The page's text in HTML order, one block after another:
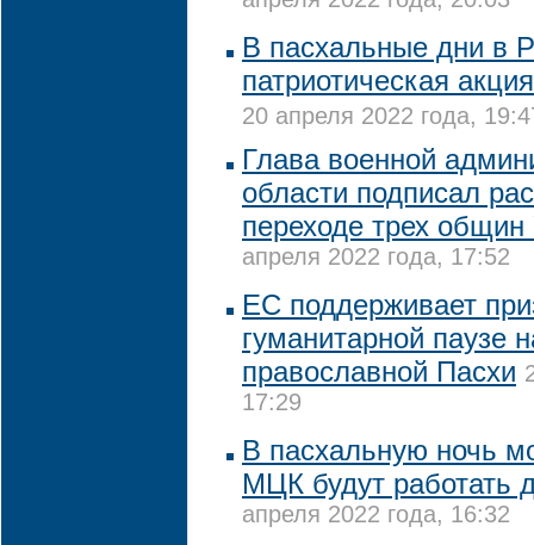
В пасхальные дни в
патриотическая
20 апреля 2022 года,
Глава военной
области подписал
переходе трех
апреля 2022 года, 17:52
ЕС поддерживает
гуманитарной паузе
православной Пасхи
17:29
В пасхальную ночь
МЦК будут работать
апреля 2022 года, 16:32